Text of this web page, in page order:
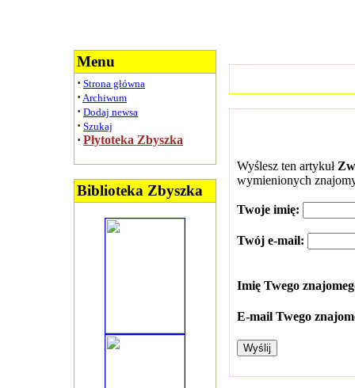
Menu
· Strona główna
· Archiwum
· Dodaj newsa
· Szukaj
· Płytoteka Zbyszka
Biblioteka Zbyszka
Wyślesz ten artykuł
wymienionych
Twoje imię:
Twój e-mail:
Imię Twego
E-mail Twego